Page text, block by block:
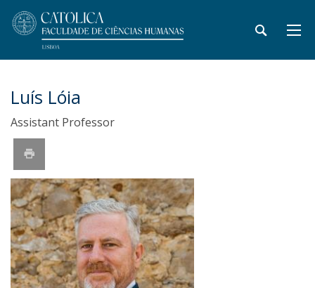
Luís Lóia
Assistant Professor